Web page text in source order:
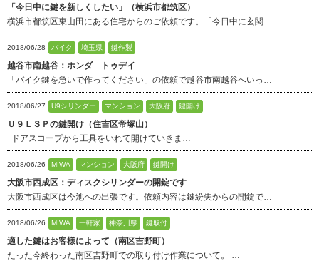
「今日中に鍵を新しくしたい」（横浜市都筑区）
横浜市都筑区東山田にある住宅からのご依頼です。「今日中に玄関…
2018/06/28 バイク 埼玉県 鍵作製
越谷市南越谷：ホンダ トゥデイ
「バイク鍵を急いで作ってください」の依頼で越谷市南越谷へいっ…
2018/06/27 U9シリンダー マンション 大阪府 鍵開け
Ｕ９ＬＳＰの鍵開け（住吉区帝塚山）
ドアスコープから工具をいれて開けていきま…
2018/06/26 MIWA マンション 大阪府 鍵開け
大阪市西成区：ディスクシリンダーの開錠です
大阪市西成区は今池への出張です。依頼内容は鍵紛失からの開錠で…
2018/06/26 MIWA 一軒家 神奈川県 鍵取付
適した鍵はお客様によって（南区吉野町）
たった今終わった南区吉野町での取り付け作業について。 …